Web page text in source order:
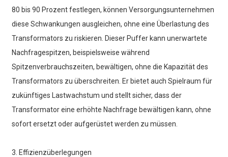
80 bis 90 Prozent festlegen, können Versorgungsunternehmen
diese Schwankungen ausgleichen, ohne eine Überlastung des
Transformators zu riskieren. Dieser Puffer kann unerwartete
Nachfragespitzen, beispielsweise während
Spitzenverbrauchszeiten, bewältigen, ohne die Kapazität des
Transformators zu überschreiten. Er bietet auch Spielraum für
zukünftiges Lastwachstum und stellt sicher, dass der
Transformator eine erhöhte Nachfrage bewältigen kann, ohne
sofort ersetzt oder aufgerüstet werden zu müssen.
3. Effizienzüberlegungen